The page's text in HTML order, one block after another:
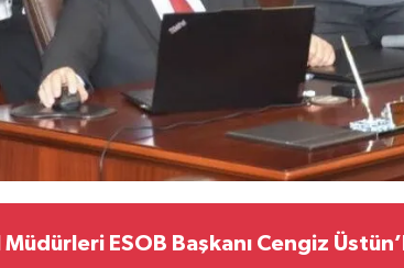
İl Müdürleri ESOB Başkanı Cengiz